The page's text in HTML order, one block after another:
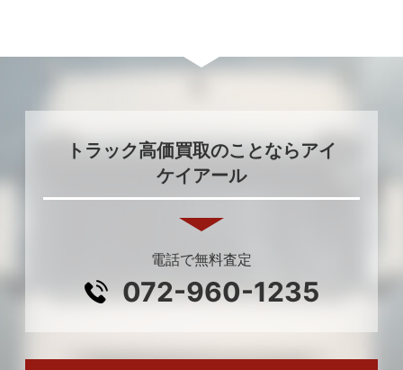
トラック高価買取のことならアイ
ケイアール
電話で無料査定
072-960-1235